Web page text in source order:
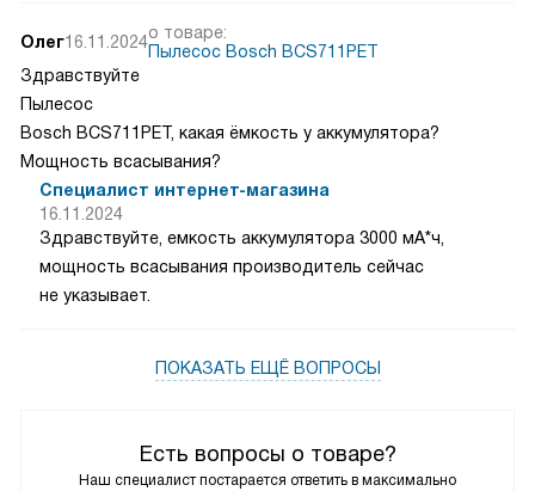
Есть вопросы о товаре?
Наш специалист постарается ответить в максимально
Олег16.11.2024о товаре:
Пылесос Bosch BCS711PET
Здравствуйте
Пылесос
Bosch BCS711PET, какая ёмкость у аккумулятора?
Мощность всасывания?
Специалист интернет-магазина
16.11.2024
Здравствуйте, емкость аккумулятора 3000 мА*ч,
мощность всасывания производитель сейчас
не указывает.
ПОКАЗАТЬ ЕЩЁ ВОПРОСЫ